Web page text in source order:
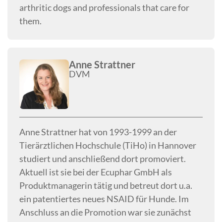
arthritic dogs and professionals that care for
them.
Anne Strattner
DVM
Anne Strattner hat von 1993-1999 an der
Tierärztlichen Hochschule (TiHo) in Hannover
studiert und anschließend dort promoviert.
Aktuell ist sie bei der Ecuphar GmbH als
Produktmanagerin tätig und betreut dort u.a.
ein patentiertes neues NSAID für Hunde. Im
Anschluss an die Promotion war sie zunächst